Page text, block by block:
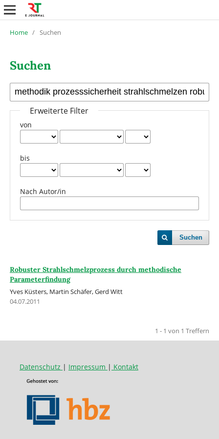
Home / Suchen
Suchen
Erweiterte Filter
von
bis
Nach Autor/in
Suchen
Robuster Strahlschmelzprozess durch methodische
Parameterfindung
Yves Küsters, Martin Schäfer, Gerd Witt
04.07.2011
1 - 1 von 1 Treffern
Datenschutz | Impressum | Kontakt